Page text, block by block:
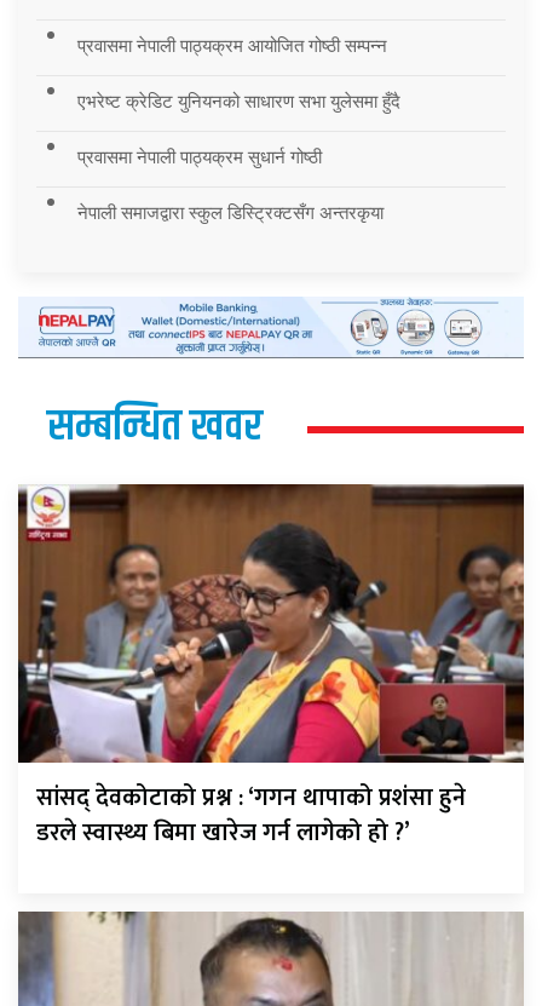
प्रवासमा नेपाली पाठ्यक्रम आयोजित गोष्ठी सम्पन्न
एभरेष्ट क्रेडिट युनियनको साधारण सभा युलेसमा हुँदै
प्रवासमा नेपाली पाठ्यक्रम सुधार्न गोष्ठी
नेपाली समाजद्वारा स्कुल डिस्ट्रिक्टसँग अन्तरकृया
सम्बन्धित खवर
सांसद् देवकोटाको प्रश्न : ‘गगन थापाको प्रशंसा हुने
डरले स्वास्थ्य बिमा खारेज गर्न लागेको हो ?’